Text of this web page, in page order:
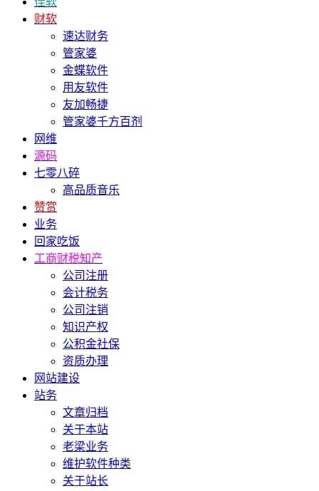
财软
速达财务
管家婆
金蝶软件
用友软件
友加畅捷
管家婆千方百剂
网维
源码
七零八碎
高品质音乐
赞赏
业务
回家吃饭
工商财税知产
公司注册
会计税务
公司注销
知识产权
公积金社保
资质办理
网站建设
站务
文章归档
关于本站
老梁业务
维护软件种类
关于站长